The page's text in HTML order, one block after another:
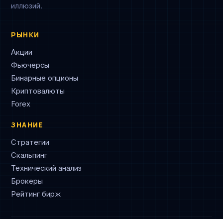
иллюзий.
РЫНКИ
Акции
Фьючерсы
Бинарные опционы
Криптовалюты
Forex
ЗНАНИЕ
Стратегии
Скальпинг
Технический анализ
Брокеры
Рейтинг бирж